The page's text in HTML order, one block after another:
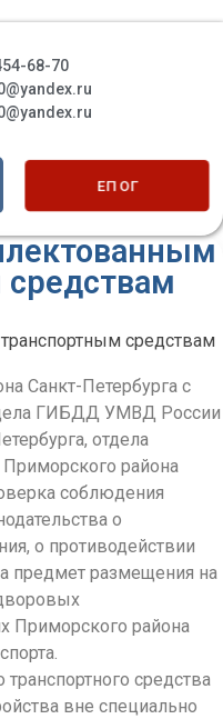
68-70
ЕП ОГ
средствам
Санкт-Петербурга с
ГИБДД УМВД России
, отдела
Приморского района
соблюдения
о
о противодействии
предмет размещения на
Приморского района
транспортного средства
вне специально